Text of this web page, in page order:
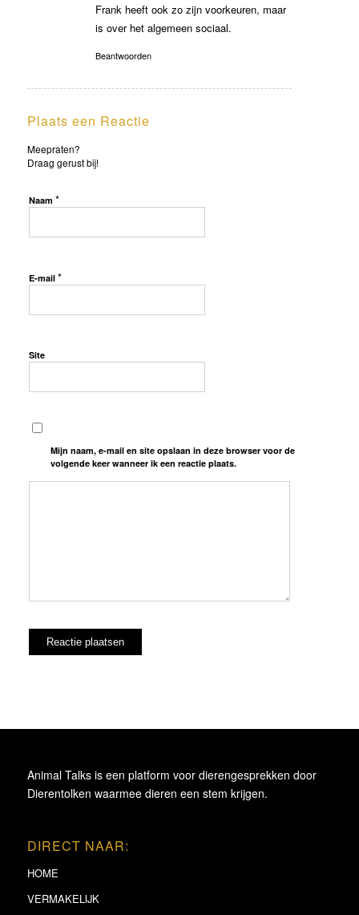
Frank heeft ook zo zijn voorkeuren, maar
is over het algemeen sociaal.
Beantwoorden
Plaats een Reactie
Meepraten?
Draag gerust bij!
Naam *
E-mail *
Site
Mijn naam, e-mail en site opslaan in deze browser voor de
volgende keer wanneer ik een reactie plaats.
Animal Talks is een platform voor dierengesprekken door
Dierentolken waarmee dieren een stem krijgen.
DIRECT NAAR:
HOME
VERMAKELIJK